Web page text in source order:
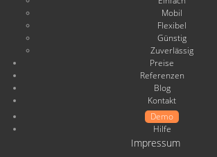
Mobil
Flexibel
Günstig
Zuverlässig
Preise
Referenzen
Blog
Kontakt
Demo
Hilfe
Impressum